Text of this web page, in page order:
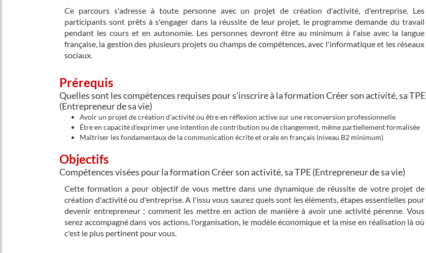
Ce parcours s'adresse à toute personne avec un projet de création d'activité, d'entreprise. Les
participants sont prêts à s'engager dans la réussite de leur projet, le programme demande du travail
pendant les cours et en autonomie. Les personnes devront être au minimum à l'aise avec la langue
française, la gestion des plusieurs projets ou champs de compétences, avec l'informatique et les réseaux
sociaux.
Prérequis
Quelles sont les compétences requises pour s'inscrire à la formation Créer son activité, sa TPE
(Entrepreneur de sa vie)
Avoir un projet de création d’activité ou être en réflexion active sur une reconversion professionnelle
Être en capacité d’exprimer une intention de contribution ou de changement, même partiellement formalisée
Maîtriser les fondamentaux de la communication écrite et orale en français (niveau B2 minimum)
Objectifs
Compétences visées pour la formation Créer son activité, sa TPE (Entrepreneur de sa vie)
Cette formation a pour objectif de vous mettre dans une dynamique de réussite de votre projet de
création d'activité ou d'entreprise. A l'issu vous saurez quels sont les éléments, étapes essentielles pour
devenir entrepreneur ; comment les mettre en action de manière à avoir une activité pérenne. Vous
serez accompagné dans vos actions, l'organisation, le modèle économique et la mise en réalisation là où
c'est le plus pertinent pour vous.